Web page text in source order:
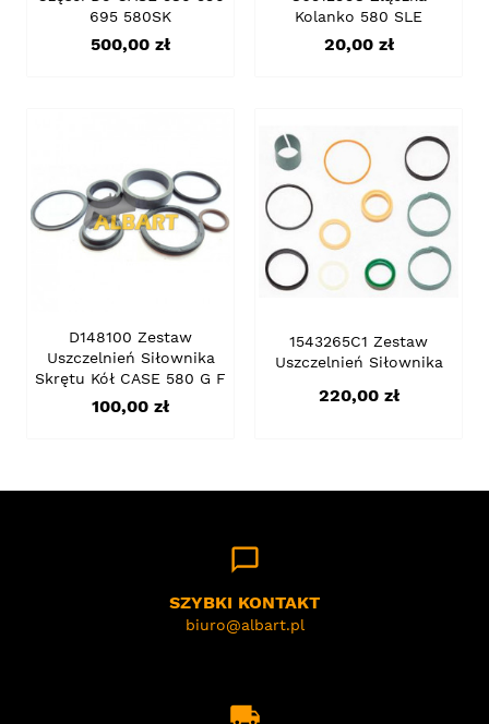
695 580SK
Cena
500,00 zł
Kolanko 580 SLE
Cena
20,00 zł
D148100 Zestaw
Uszczelnień Siłownika
Skrętu Kół CASE 580 G F
Cena
100,00 zł
1543265C1 Zestaw
Uszczelnień Siłownika
Cena
220,00 zł
chat_bubble_outline
SZYBKI KONTAKT
biuro@albart.pl
local_shipping